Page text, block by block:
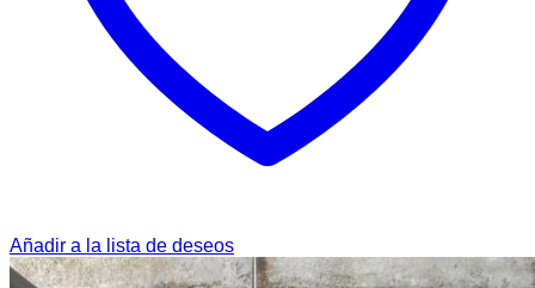
Añadir a la lista de deseos